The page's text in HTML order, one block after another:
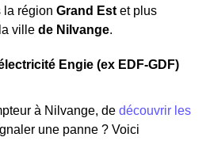
la région Grand Est et plus
ville de Nilvange.
Engie (ex EDF-GDF)
à Nilvange, de découvrir les
une panne ? Voici